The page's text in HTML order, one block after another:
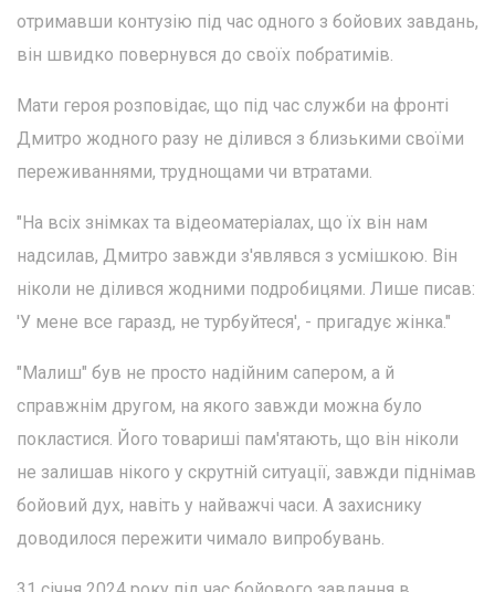
отримавши контузію під час одного з бойових завдань,
він швидко повернувся до своїх побратимів.
Мати героя розповідає, що під час служби на фронті
Дмитро жодного разу не ділився з близькими своїми
переживаннями, труднощами чи втратами.
"На всіх знімках та відеоматеріалах, що їх він нам
надсилав, Дмитро завжди з'являвся з усмішкою. Він
ніколи не ділився жодними подробицями. Лише писав:
'У мене все гаразд, не турбуйтеся', - пригадує жінка."
"Малиш" був не просто надійним сапером, а й
справжнім другом, на якого завжди можна було
покластися. Його товариші пам'ятають, що він ніколи
не залишав нікого у скрутній ситуації, завжди піднімав
бойовий дух, навіть у найважчі часи. А захиснику
доводилося пережити чимало випробувань.